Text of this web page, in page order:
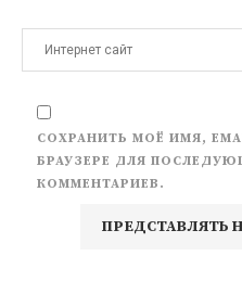
СОХРАНИТЬ МОЁ ИМЯ,
БРАУЗЕРЕ ДЛЯ
КОММЕНТАРИЕВ.